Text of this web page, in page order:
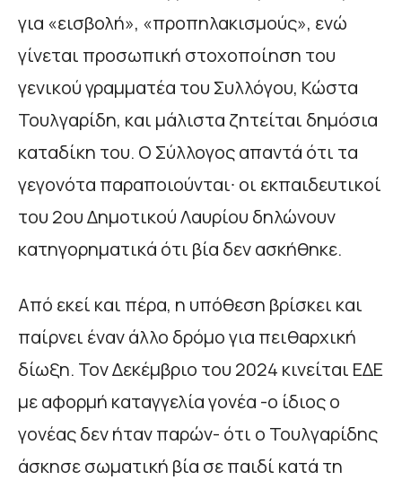
για «εισβολή», «προπηλακισμούς», ενώ
γίνεται προσωπική στοχοποίηση του
γενικού γραμματέα του Συλλόγου, Κώστα
Τουλγαρίδη, και μάλιστα ζητείται δημόσια
καταδίκη του. Ο Σύλλογος απαντά ότι τα
γεγονότα παραποιούνται∙ οι εκπαιδευτικοί
του 2ου Δημοτικού Λαυρίου δηλώνουν
κατηγορηματικά ότι βία δεν ασκήθηκε.
Από εκεί και πέρα, η υπόθεση βρίσκει και
παίρνει έναν άλλο δρόμο για πειθαρχική
δίωξη. Τον Δεκέμβριο του 2024 κινείται ΕΔΕ
με αφορμή καταγγελία γονέα -ο ίδιος ο
γονέας δεν ήταν παρών- ότι ο Τουλγαρίδης
άσκησε σωματική βία σε παιδί κατά τη